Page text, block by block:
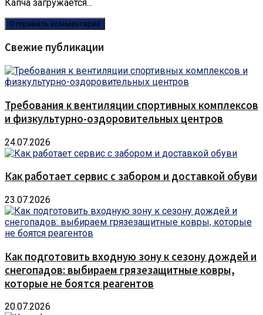
Капча загружается...
Свежие публикации
Требования к вентиляции спортивных комплексов
и физкультурно-оздоровительных центров
24.07.2026
Как работает сервис с забором и доставкой обуви
23.07.2026
Как подготовить входную зону к сезону дождей и
снегопадов: выбираем грязезащитные ковры,
которые не боятся реагентов
20.07.2026